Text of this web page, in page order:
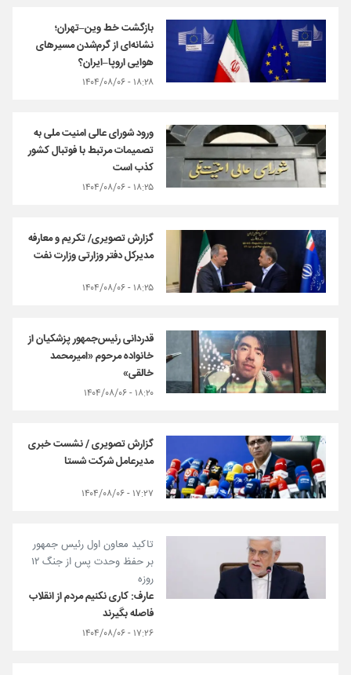
بازگشت خط وین–تهران؛
نشانه‌ای از گرم‌شدن مسیرهای
هوایی اروپا–ایران؟
۱۸:۲۸ - ۱۴۰۴/۰۸/۰۶
ورود شورای عالی امنیت ملی به
تصمیمات مرتبط با فوتبال کشور
کذب است
۱۸:۲۵ - ۱۴۰۴/۰۸/۰۶
گزارش تصویری/ تکریم و معارفه
مدیرکل دفتر وزارتی وزارت نفت
۱۸:۲۵ - ۱۴۰۴/۰۸/۰۶
قدردانی رئیس‌جمهور پزشکیان از
خانواده مرحوم «امیرمحمد
خالقی»
۱۸:۲۰ - ۱۴۰۴/۰۸/۰۶
گزارش تصویری / نشست خبری
مدیرعامل شرکت شستا
۱۷:۲۷ - ۱۴۰۴/۰۸/۰۶
تاکید معاون اول رئیس جمهور
بر حفظ وحدت پس از جنگ ۱۲
روزه
عارف: کاری نکنیم مردم از انقلاب
فاصله بگیرند
۱۷:۲۶ - ۱۴۰۴/۰۸/۰۶